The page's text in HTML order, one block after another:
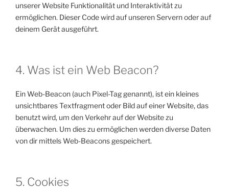
unserer Website Funktionalität und Interaktivität zu
ermöglichen. Dieser Code wird auf unseren Servern oder auf
deinem Gerät ausgeführt.
4. Was ist ein Web Beacon?
Ein Web-Beacon (auch Pixel-Tag genannt), ist ein kleines
unsichtbares Textfragment oder Bild auf einer Website, das
benutzt wird, um den Verkehr auf der Website zu
überwachen. Um dies zu ermöglichen werden diverse Daten
von dir mittels Web-Beacons gespeichert.
5. Cookies